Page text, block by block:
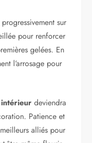
sur
pour renforcer
gelées. En
l’arrosage pour
deviendra
Patience et
alliés pour